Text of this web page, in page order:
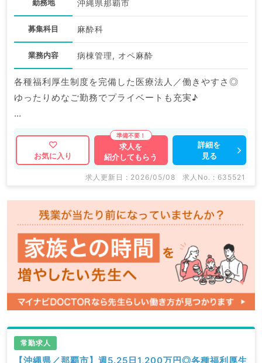
勤務地 沖縄県那覇市
募集科目 麻酔科
業務内容 病棟管理, オペ麻酔
各種福利厚生制度を完備した医療法人／働きやすさ◎
ゆったりめなご勤務でプライベートも充実♪
マイナビDOCTORでは病院やクリニックなどの医療機
関求人はもちろんのこと、
掲載情報以外にも産業医等の企業系求人も多数扱ってい
お気に入り
求人を
紹介してもらう
詳細を
見る
求人更新日 : 2026/05/08 求人No. : 635521
常勤求人
【沖縄県／那覇市】週5.25日1,200万円◎各種福利厚生